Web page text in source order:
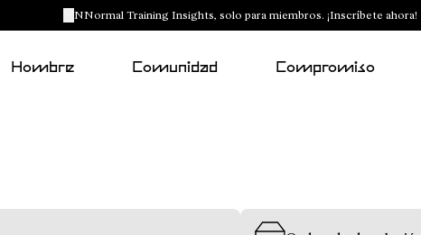
NNormal Training Insights, solo para miembros. ¡Inscríbete ahora!
Hombre Comunidad Compromiso